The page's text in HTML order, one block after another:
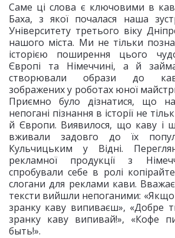
Саме ці слова є ключовими в
Баха, з якої почалася наша
Університету третього віку
нашого міста. Ми не тільки
історією поширення цього
Європі та Німеччині, а й
створювали образи до
зображених у роботах юної
Приємно було дізнатися, що
непогані пізнання в історії не
й Європи. Виявилося, що каву і
вживали задовго до їх
Кульчицьким у Відні.
рекламної продукції з
спробували себе в ролі
слогани для реклами кави.
тексти вийшли непоганими:
зранку каву випиваєш», «Добре
зранку каву випивай!», «Кофе
быть!».